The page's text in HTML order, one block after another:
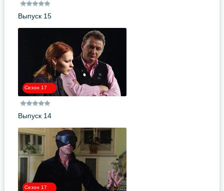
Выпуск 15
Сезон 17
Выпуск 14
Сезон 17